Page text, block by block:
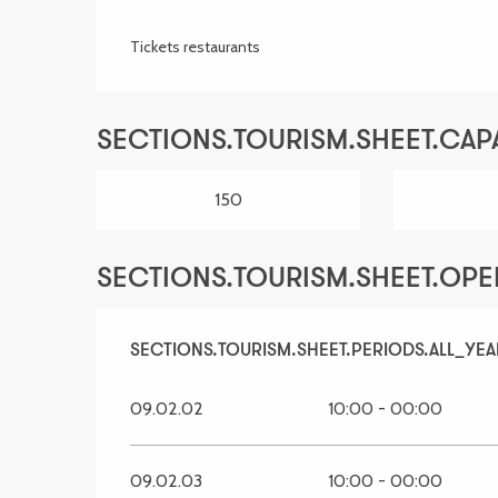
Tickets restaurants
150
09.02.02 10:00 - 00:00
09.02.03 10:00 - 00:00